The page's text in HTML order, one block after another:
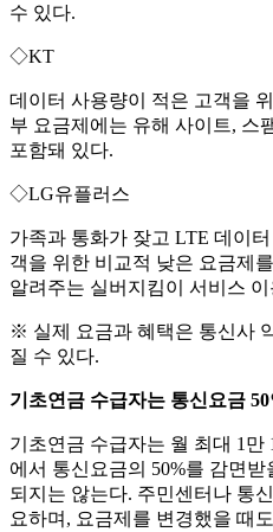
수 있다.
◇KT
데이터 사용량이 적은 고객을
부 요금제에는 유해 사이트, 스
포함돼 있다.
◇LG유플러스
가족과 통화가 잦고 LTE 데이
객을 위한 비교적 낮은 요금제
알려주는 실버지킴이 서비스
※ 실제 요금과 혜택은 통신사
질 수 있다.
기초연금 수급자는 통신요금
기초연금 수급자는 월 최대 1만
에서 통신요금의 50%를 감면
되지는 않는다. 주민센터나 통
요하며, 요금제를 변경했을 때